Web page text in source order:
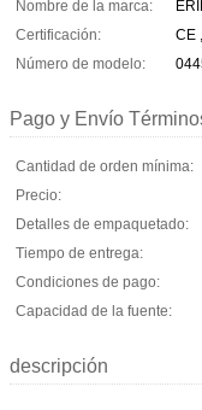
Nombre de la marca:
Certificación:
CE
Número de modelo:
Pago y Envío
Cantidad de orden mínima:
Precio:
Detalles de empaquetado:
Tiempo de entrega:
Condiciones de pago:
Capacidad de la fuente:
descripción